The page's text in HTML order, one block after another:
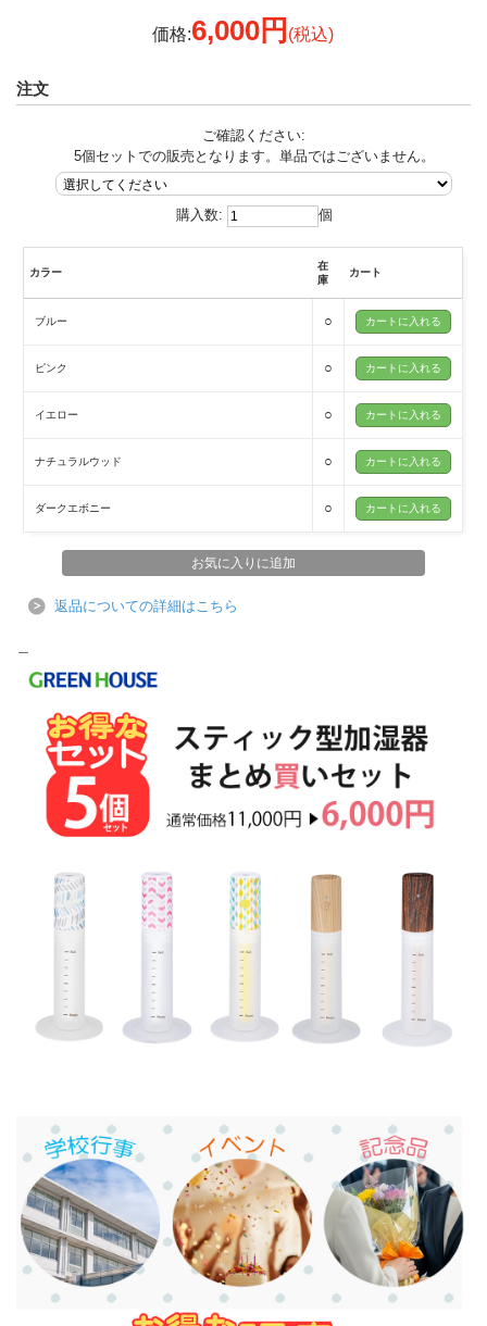
・USB-AC充電器(別売）でコンセントでも使える
価格:6,000円 (税込)
注文
ご確認ください:
5個セットでの販売となります。単品ではございません。
購入数: 個
カラー
在
庫
カート
ブルー ○
ピンク ○
イエロー ○
ナチュラルウッド ○
ダークエボニー ○
返品についての詳細はこちら